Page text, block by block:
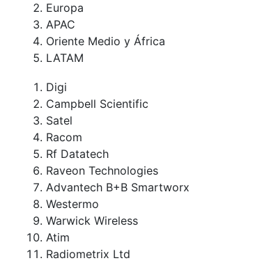
Europa
APAC
Oriente Medio y África
LATAM
Digi
Campbell Scientific
Satel
Racom
Rf Datatech
Raveon Technologies
Advantech B+B Smartworx
Westermo
Warwick Wireless
Atim
Radiometrix Ltd